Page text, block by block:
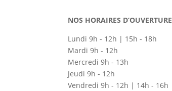
NOS HORAIRES D’OUVERTURE
Lundi 9h - 12h | 15h - 18h
Mardi 9h - 12h
Mercredi 9h - 13h
Jeudi 9h - 12h
Vendredi 9h - 12h | 14h - 16h